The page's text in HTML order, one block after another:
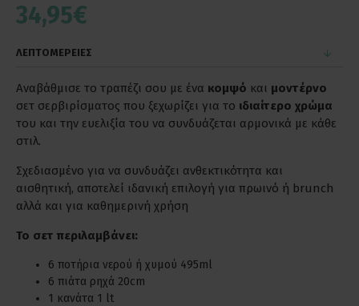
34,95€
ΛΕΠΤΟΜΕΡΕΙΕΣ
Αναβάθμισε το τραπέζι σου με ένα κομψό και μοντέρνο
σετ σερβιρίσματος που ξεχωρίζει για το ιδιαίτερο χρώμα
του και την ευελιξία του να συνδυάζεται αρμονικά με κάθε
στιλ.
Σχεδιασμένο για να συνδυάζει ανθεκτικότητα και
αισθητική, αποτελεί ιδανική επιλογή για πρωινό ή brunch
αλλά και για καθημερινή χρήση
Το σετ περιλαμβάνει:
6 ποτήρια νερού ή χυμού 495ml
6 πιάτα ρηχά 20cm
1 κανάτα 1 lt